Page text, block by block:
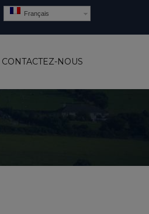
Français
CONTACTEZ-NOUS